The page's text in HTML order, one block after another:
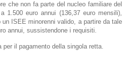
che non fa parte del nucleo familiare del
1.500 euro annui (136,37 euro mensili),
un ISEE minorenni valido, a partire da tale
annui, sussistendone i requisiti.
per il pagamento della singola retta.